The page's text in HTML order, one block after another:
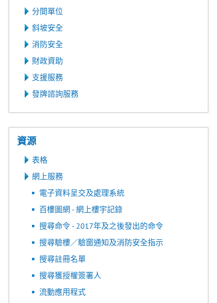
分間單位
斜坡安全
消防安全
財政資助
支援服務
發牌諮詢服務
資源
表格
網上服務
電子資料呈交及處理系統
百樓圖網 - 網上樓宇記錄
搜尋命令 - 2017年及之後發出的命令
搜尋驗樓／驗窗通知及消防安全指示
搜尋註冊名單
搜尋獲授權簽署人
流動應用程式